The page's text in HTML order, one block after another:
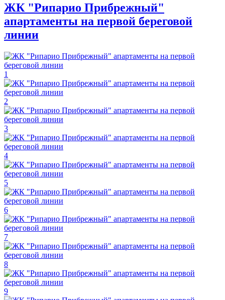
ЖК "Рипарио Прибрежный"
апартаменты на первой береговой
линии
1
2
3
4
5
6
7
8
9